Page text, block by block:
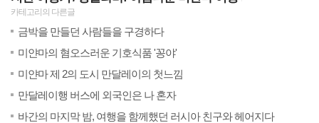
카테고리의 다른글
금박을 만들던 사람들을 구경하다
미얀마의 혐오스러운 기호식품 '꽁야'
미얀마 제 2의 도시 만달레이의 첫느낌
만달레이행 버스에 외국인은 나 혼자
바간의 마지막 밤, 여행을 함께했던 러시아 친구와 헤어지다